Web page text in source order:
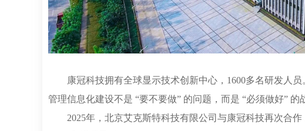
康冠科技拥有全球显示技术创新中心，1600多名研发人员
管理信息化建设不是 “要不要做” 的问题，而是 “必须做好” 的
2025年，北京艾克斯特科技有限公司与康冠科技再次合作